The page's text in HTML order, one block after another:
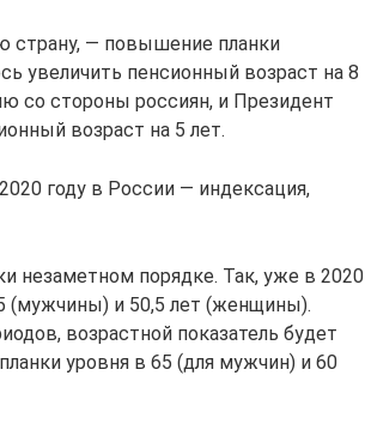
страну, — повышение планки
увеличить пенсионный возраст на 8
со стороны россиян, и Президент
возраст на 5 лет.
году в России — индексация,
незаметном порядке. Так, уже в 2020
(мужчины) и 50,5 лет (женщины).
возрастной показатель будет
уровня в 65 (для мужчин) и 60